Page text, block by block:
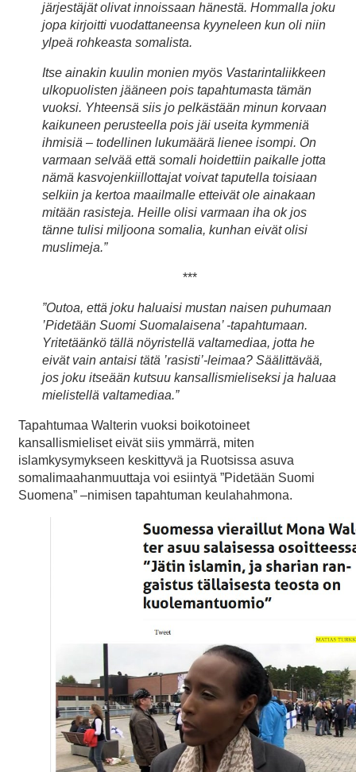
järjestäjät olivat innoissaan hänestä. Hommalla joku
jopa kirjoitti vuodattaneensa kyyneleen kun oli niin
ylpeä rohkeasta somalista.
Itse ainakin kuulin monien myös Vastarintaliikkeen
ulkopuolisten jääneen pois tapahtumasta tämän
vuoksi. Yhteensä siis jo pelkästään minun korvaan
kaikuneen perusteella pois jäi useita kymmeniä
ihmisiä – todellinen lukumäärä lienee isompi. On
varmaan selvää että somali hoidettiin paikalle jotta
nämä kasvojenkiillottajat voivat taputella toisiaan
selkiin ja kertoa maailmalle etteivät ole ainakaan
mitään rasisteja. Heille olisi varmaan iha ok jos
tänne tulisi miljoona somalia, kunhan eivät olisi
muslimeja.”
***
”Outoa, että joku haluaisi mustan naisen puhumaan
’Pidetään Suomi Suomalaisena’ -tapahtumaan.
Yritetäänkö tällä nöyristellä valtamediaa, jotta he
eivät vain antaisi tätä ’rasisti’-leimaa? Säälittävää,
jos joku itseään kutsuu kansallismieliseksi ja haluaa
mielistellä valtamediaa.”
Tapahtumaa Walterin vuoksi boikotoineet
kansallismieliset eivät siis ymmärrä, miten
islamkysymykseen keskittyvä ja Ruotsissa asuva
somalimaahanmuuttaja voi esiintyä ”Pidetään Suomi
Suomena” –nimisen tapahtuman keulahahmona.